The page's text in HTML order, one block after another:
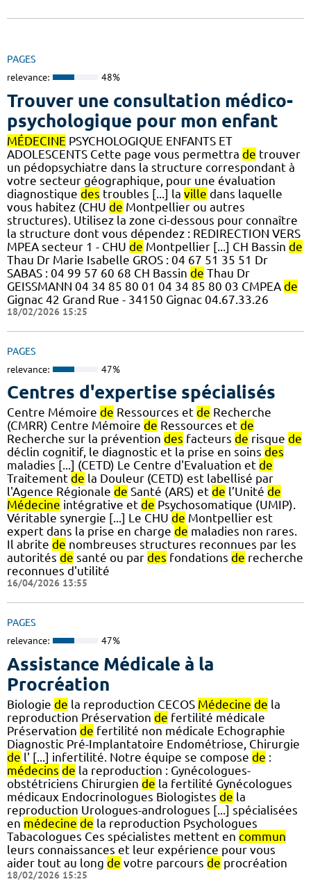
PAGES
relevance: 48%
Trouver une consultation médico-
psychologique pour mon enfant
MÉDECINE PSYCHOLOGIQUE ENFANTS ET
ADOLESCENTS Cette page vous permettra de trouver
un pédopsychiatre dans la structure correspondant à
votre secteur géographique, pour une évaluation
diagnostique des troubles [...] la ville dans laquelle
vous habitez (CHU de Montpellier ou autres
structures). Utilisez la zone ci-dessous pour connaître
la structure dont vous dépendez : REDIRECTION VERS
MPEA secteur 1 - CHU de Montpellier [...] CH Bassin de
Thau Dr Marie Isabelle GROS : 04 67 51 35 51 Dr
SABAS : 04 99 57 60 68 CH Bassin de Thau Dr
GEISSMANN 04 34 85 80 01 04 34 85 80 03 CMPEA de
Gignac 42 Grand Rue - 34150 Gignac 04.67.33.26
18/02/2026 15:25
PAGES
relevance: 47%
Centres d'expertise spécialisés
Centre Mémoire de Ressources et de Recherche
(CMRR) Centre Mémoire de Ressources et de
Recherche sur la prévention des facteurs de risque de
déclin cognitif, le diagnostic et la prise en soins des
maladies [...] (CETD) Le Centre d'Evaluation et de
Traitement de la Douleur (CETD) est labellisé par
l'Agence Régionale de Santé (ARS) et de l’Unité de
Médecine intégrative et de Psychosomatique (UMIP).
Véritable synergie [...] Le CHU de Montpellier est
expert dans la prise en charge de maladies non rares.
Il abrite de nombreuses structures reconnues par les
autorités de santé ou par des fondations de recherche
reconnues d'utilité
16/04/2026 13:55
PAGES
relevance: 47%
Assistance Médicale à la
Procréation
Biologie de la reproduction CECOS Médecine de la
reproduction Préservation de fertilité médicale
Préservation de fertilité non médicale Echographie
Diagnostic Pré-Implantatoire Endométriose, Chirurgie
de l' [...] infertilité. Notre équipe se compose de :
médecins de la reproduction : Gynécologues-
obstétriciens Chirurgien de la fertilité Gynécologues
médicaux Endocrinologues Biologistes de la
reproduction Urologues-andrologues [...] spécialisées
en médecine de la reproduction Psychologues
Tabacologues Ces spécialistes mettent en commun
leurs connaissances et leur expérience pour vous
aider tout au long de votre parcours de procréation
18/02/2026 15:25